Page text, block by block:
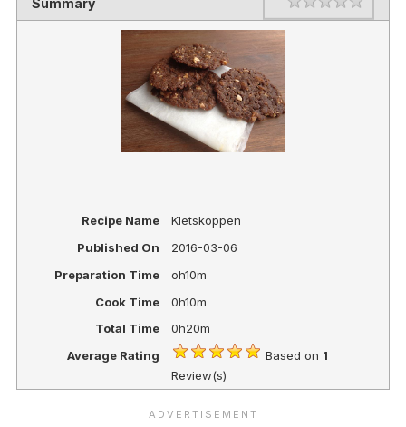
Summary
Recipe Name
Kletskoppen
Published On
2016-03-06
Preparation Time
oh10m
Cook Time
0h10m
Total Time
0h20m
Average Rating
Based on 1
Review(s)